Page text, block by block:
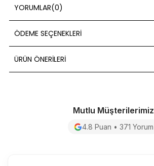
YORUMLAR(0)
ÖDEME SEÇENEKLERI
ÜRÜN ÖNERILERI
Mutlu Müşterilerimiz
4.8 Puan • 371 Yorum